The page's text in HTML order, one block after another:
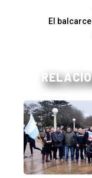
El